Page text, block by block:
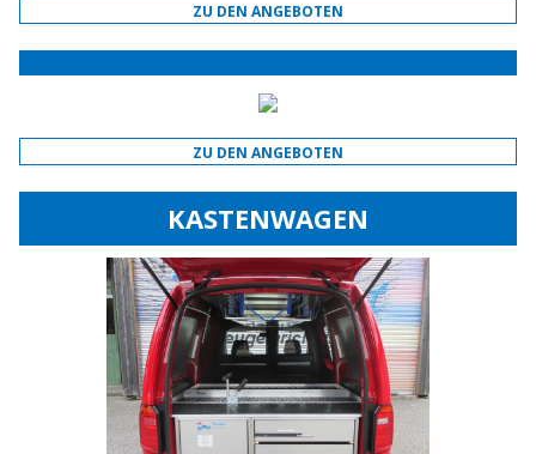
ZU DEN ANGEBOTEN
ZU DEN ANGEBOTEN
KASTENWAGEN